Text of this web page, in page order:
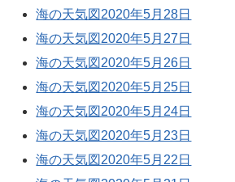
海の天気図2020年5月28日
海の天気図2020年5月27日
海の天気図2020年5月26日
海の天気図2020年5月25日
海の天気図2020年5月24日
海の天気図2020年5月23日
海の天気図2020年5月22日